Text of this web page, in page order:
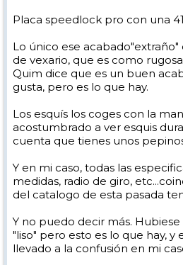
Placa speedlock pro con una
Lo único ese
de vexario, que es como
Quim dice que es un buen
gusta, pero es lo que hay.
Los esquís los coges con la
acostumbrado a ver esquis
cuenta que tienes unos
Y en mi caso, todas las
medidas, radio de giro,
del catalogo de esta pasada
Y no puedo decir más.
"liso" pero esto es lo que hay, y
llevado a la confusión en mi